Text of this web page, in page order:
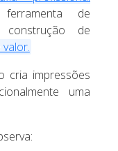
de
construção de
cria impressões
uma